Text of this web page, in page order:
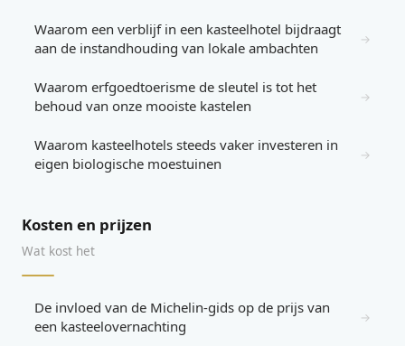
Waarom een verblijf in een kasteelhotel bijdraagt
aan de instandhouding van lokale ambachten
→
Waarom erfgoedtoerisme de sleutel is tot het
behoud van onze mooiste kastelen
→
Waarom kasteelhotels steeds vaker investeren in
eigen biologische moestuinen
→
Kosten en prijzen
Wat kost het
De invloed van de Michelin-gids op de prijs van
een kasteelovernachting
→